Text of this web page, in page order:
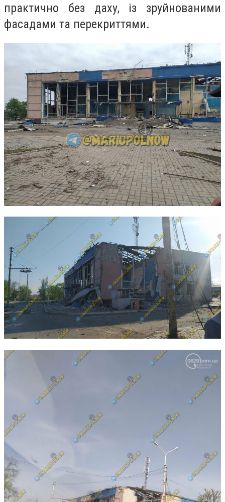
практично без даху, із зруйнованими
фасадами та перекриттями.